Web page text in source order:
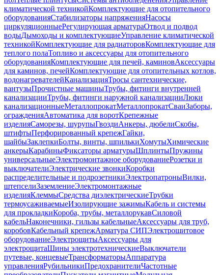
климатической техникойКомплектующие для отопительного
оборудованияСтабилизаторы напряженияНасосы
циркуляционныеРегулирующая арматураОтвод и подвод
водыДымоходы и комплектующиеУправление климатической
техникойКомплектующие для радиаторовКомплектующие для
теплого полаТопливо и аксессуары для отопительного
оборудованияКомплектующие для печей, каминовАксессуары
для каминов, печейКомплектующие для отопительных котлов,
водонагревателейКанализацияТросы сантехнические,
вантузыПрочистные машиныТрубы, фитинги внутренней
канализацииТрубы, фитинги наружной канализацииЛюки
канализационныеМеталлопрокатМеталлопрокатСваиЗаборы,
огражденияАвтоматика для воротКрепежные
изделияСаморезы, шурупыГвоздиАнкеры, дюбелиСкобы,
штифтыПерфорированный крепежГайки,
шайбыЗаклепкиБолты, винты, шпилькиХомутыХимические
анкерыКарабиныФиксаторы арматурыШплинтыПружины
универсальныеЭлектромонтажное оборудованиеРозетки и
выключателиЭлектрические звонкиКоробки
распределительные и подрозетникиЭлектропатроныВилки,
штепселиЗаземлениеЭлектромонтажные
изделияКлеммыСредства диэлектрическиеТрубки
термоусаживаемыеИзолирующие зажимыКабель и системы
для прокладкиКороба, трубы, металлорукавСиловой
кабельНаконечники, гильзы кабельныеАксессуары для труб,
коробовКабельный крепежАрматура СИПЭлектрощитовое
оборудованиеЭлектрощитыАксессуары для
электрощитаШины электротехническиеВыключатели
путевые, концевыеТрансформаторыАппаратура
управленияРубильникиПредохранителиЧастотные